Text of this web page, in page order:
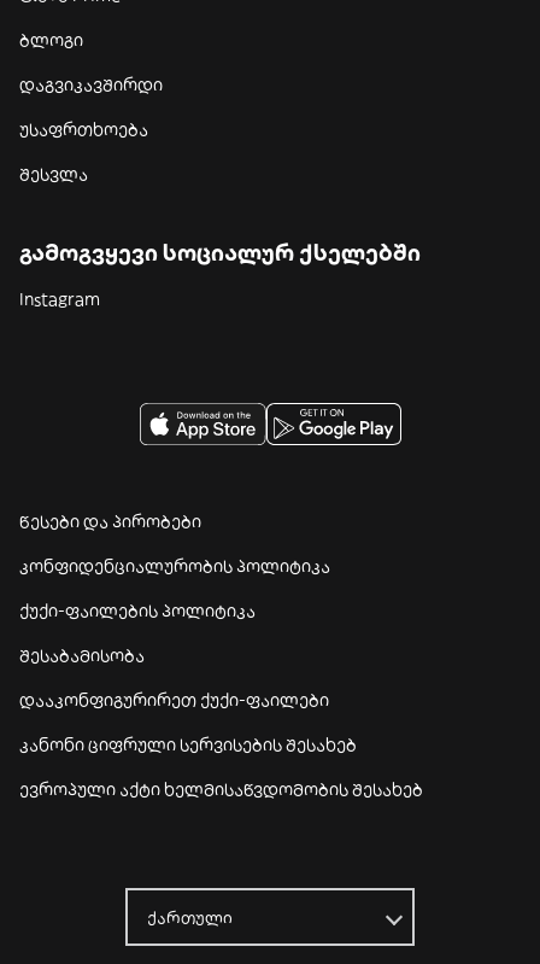
ბლოგი
დაგვიკავშირდი
უსაფრთხოება
შესვლა
გამოგვყევი სოციალურ ქსელებში
Instagram
წესები და პირობები
კონფიდენციალურობის პოლიტიკა
ქუქი-ფაილების პოლიტიკა
შესაბამისობა
დააკონფიგურირეთ ქუქი-ფაილები
კანონი ციფრული სერვისების შესახებ
ევროპული აქტი ხელმისაწვდომობის შესახებ